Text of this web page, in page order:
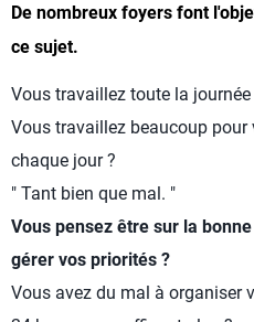
De nombreux foyers font
ce sujet.
Vous travaillez toute la journée
Vous travaillez beaucoup
chaque jour ?
" Tant bien que mal. "
Vous pensez être sur la
gérer vos priorités ?
Vous avez du mal à organiser